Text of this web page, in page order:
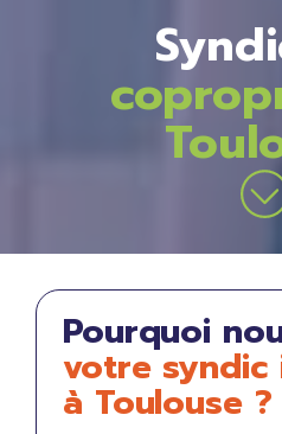
Pourquoi
votre syndic
à Toulouse ?